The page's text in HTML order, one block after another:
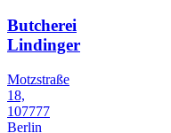
Butcherei
Lindinger
Motzstraße
18,
107777
Berlin